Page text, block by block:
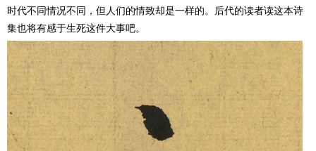
时代不同情况不同，但人们的情致却是一样的。后代的读者读这本诗
集也将有感于生死这件大事吧。